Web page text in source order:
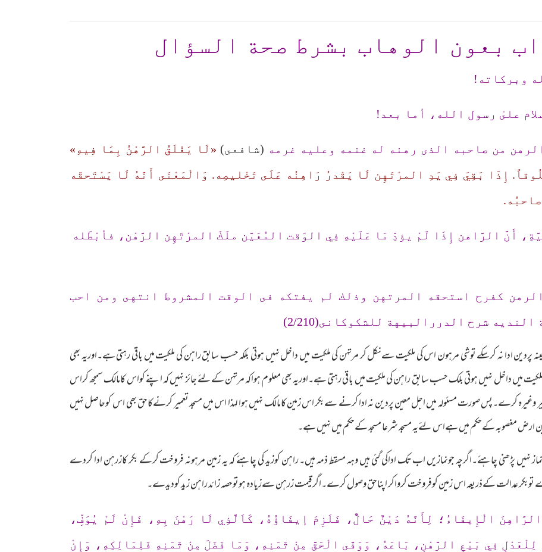
بعون الوهاب بشرط صحة السؤال
وبرکاته!
علىٰ رسول الله، أما بعد!
الرهن من صاحبه الذى رهنه له غنمه وعليه غرمه (شافعى) «لَا يَغْلَقُ الرَّهْنُ بِمَا فِيهِ»
إِذَا بَقِيَ فِي يَدِ المرْتَهِن لَا يَقْدرُ رَاهِنُه عَلَى تَخْليصِه. وَالْمَعْنَى أَنَّهُ لَا يَسْتَحقّه
أَنَّ الرَّاهن إِذَا لَمْ يؤدِّ مَا عَلَيْهِ فِي الوَقت المُعَيَّن ملَكَ المرْتَهِن الرَّهْن، فأبْطَله
كفرح استحقه المرتهن وذلك لم يفتكه فى الوقت المشروط انتهى ومن احب
شرح الدررالبيهة للشكوكانى(2/210)
ادا نہ کرسکے توشی مرہون اس کی ملکیت سےنکل کر مرتہن کی ملکیت میں داخل نہیں ہوتی بلکہ حسب سابق راہن کی ملکیت میں باقی رہتی ہے۔اوریہ بھی
میں داخل نہیں ہوتی بلک حسب سابق راہن کی ملکیت میں باقی رہتی ہے۔اوریہ بھی معلوم ہواکہ مرتہن کےلئے جائز نہیں کہ اپنے کواس کامالک سمجھ کراس
وغیرہ کرے۔پس صورت مسئولہ میں اجل معین پردین نہ ادا کرنے سےبکر اس زمین کامالک نہیں ہوا لہذا اس میں مسجد تعمیر کرنےکاحق بھی اس کوحاصل نہیں
ارض مغصوبہ کےحکم میں ہےاس لئےیہ مسجد شرعا مسجد کےحکم میں نہیں ہے۔
نہیں پڑھنی چاہئے۔اگرچہ جونمازیں اب تک اداکی گئی ہیں وہہ مسقط ذمہ ہیں۔ راہن کوزید کی چاہئے کہ یہ زمین مرہونہ فروخت کرکے بکر کازرہن ادا کردے
کرے توبکر عدالت کےذریعہ اس زمین کوفروخت کرواکر اپناحق وصول کرے۔اگر قیمت زرہن سےزیادہ ہوتوحصہ زائد راہن زید کودیدے۔
الْإِيفَاءُ؛ لِأَنَّهُ دَيْنٌ حَالٌّ، فَلَزِمَ إيفَاؤُهُ، كَاَلَّذِي لَا رَهْنَ بِهِ، فَإِنْ لَمْ يُوَفِّ،
لِلْعَدْلِ فِي بَيْعِ الرَّهْنِ، بَاعَهُ، وَوَفَّى الْحَقَّ مِنْ ثَمَنِهِ، وَمَا فَضَلَ مِنْ ثَمَنِهِ فَلِمَالِكِهِ، وَإِنْ